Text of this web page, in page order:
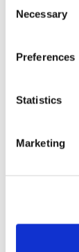
Selection
Necessary
Preferences
Statistics
Marketing
Información
Instrucciones
Guía de